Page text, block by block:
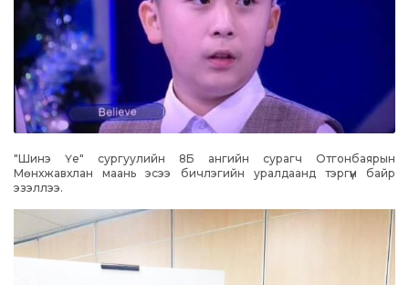
"Шинэ Үе" сургуулийн 8Б ангийн сурагч Отгонбаярын
Мөнхжавхлан маань эсээ бичлэгийн уралдаанд тэргүүн байр
эзэллээ.